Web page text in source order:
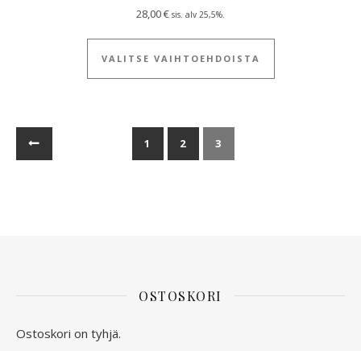
28,00€ sis. alv 25,5%.
VALITSE VAIHTOEHDOISTA
Tällä tuotteella
1 2 3
OSTOSKORI
Ostoskori on tyhjä.